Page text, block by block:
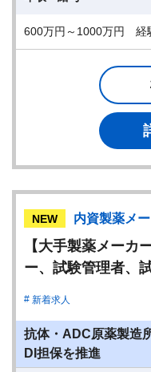
600万円～1000万円 経
NEW 内資製薬メ
【大手製薬メーカ
ー、試験管理者、
新着求人
抗体・ADC原薬製造
DI担保を推進